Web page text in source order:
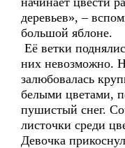
деревьев», –
большой яблоне.
Её ветки
них невозможно.
залюбовалась
белыми цветами,
пушистый снег.
листочки среди
Девочка